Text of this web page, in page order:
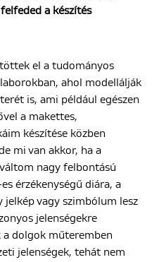
a készítés
el a tudományos
ahol modellálják
is, ami például egészen
a makettes,
készítése közben
mi van akkor, ha a
nagy felbontású
érzékenységű diára, a
jelkép vagy szimbólum lesz
jelenségekre
a dolgok műteremben
jelenségek, tehát nem